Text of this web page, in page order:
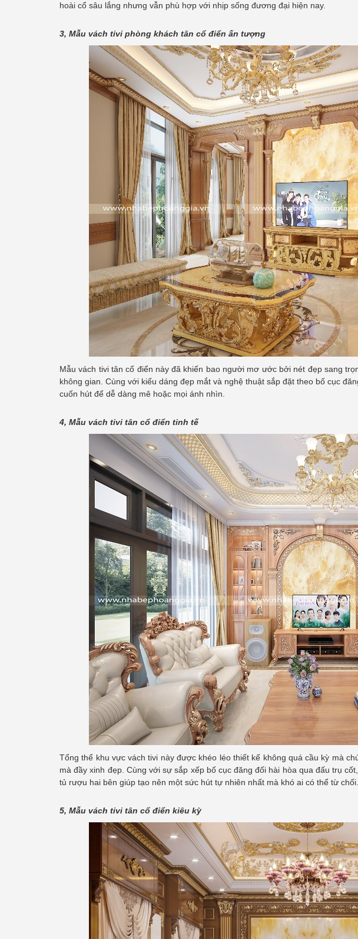
hoài cổ sâu lắng nhưng vẫn phù hợp với nhịp sống đương đại hiện nay.
3, Mẫu vách tivi phòng khách tân cổ điển ấn tượng
Mẫu vách tivi tân cổ điển này đã khiến bao người mơ ước bởi nét đẹp sang
không gian. Cùng với kiểu dáng đẹp mắt và nghệ thuật sắp đặt theo bố cục
cuốn hút để dễ dàng mê hoặc mọi ánh nhìn.
4, Mẫu vách tivi tân cổ điển tinh tế
Tổng thể khu vực vách tivi này được khéo léo thiết kế không quá cầu kỳ mà
mà đầy xinh đẹp. Cùng với sự sắp xếp bố cục đăng đối hài hòa qua đấu trụ
tủ rượu hai bên giúp tạo nên một sức hút tự nhiên nhất mà khó ai có thể từ chối.
5, Mẫu vách tivi tân cổ điển kiêu kỳ